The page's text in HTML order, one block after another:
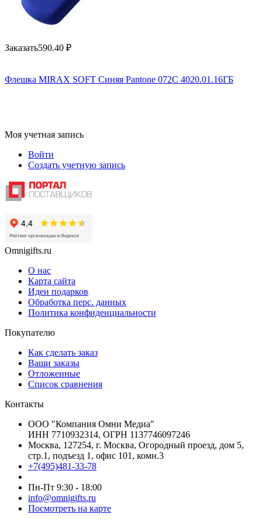
Заказать590.40 ₽
Флешка MIRAX SOFT Синяя Pantone 072C 4020.01.16ГБ
Моя учетная запись
Войти
Создать учетную запись
Omnigifts.ru
О нас
Карта сайта
Идеи подарков
Обработка перс. данных
Политика конфиденциальности
Покупателю
Как сделать заказ
Ваши заказы
Отложенные
Список сравнения
Контакты
ООО "Компания Омни Медиа"
ИНН 7710932314, ОГРН 1137746097246
Москва, 127254, г. Москва, Огородный проезд, дом 5,
стр.1, подъезд 1, офис 101, комн.3
+7(495)481-33-78
Пн-Пт 9:30 - 18:00
info@omnigifts.ru
Посмотреть на карте